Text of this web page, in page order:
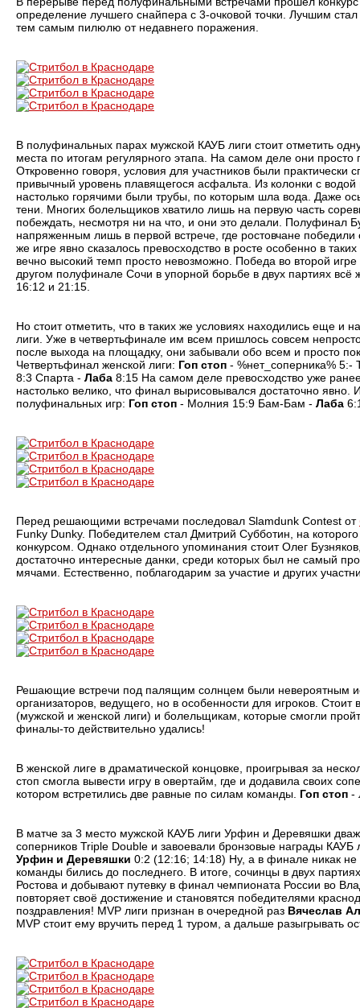
определение лучшего снайпера с 3-очковой точки. Лучшим
тем самым пилюлю от недавнего поражения.
В полуфинальных парах мужской КАУБ лиги стоит отметить
места по итогам регулярного этапа. На самом деле они
Откровенно говоря, условия для участников были
привычный уровень плавящегося асфальта. Из колонки с водой
настолько горячими были трубы, по которым шла вода. Даже
тени. Многих болельщиков хватило лишь на первую часть
побеждать, несмотря ни на что, и они это делали. Полуфинал
напряженным лишь в первой встрече, где ростовчане
же игре явно сказалось превосходство в росте особенно в
вечно высокий темп просто невозможно. Победа во второй
другом полуфинале Сочи в упорной борьбе в двух партиях
16:12 и 21:15.
Но стоит отметить, что в таких же условиях находились еще и
лиги. Уже в четвертьфинале им всем пришлось совсем
после выхода на площадку, они забывали обо всем и просто
Четвертьфинал женской лиги: Гоп стоп - %нет_соперника% 5:-
8:3 Спарта - Лаба 8:15 На самом деле превосходство уже
настолько велико, что финал вырисовывался достаточно явно.
полуфинальных игр: Гоп стоп - Молния 15:9 Бам-Бам - Лаба
Перед решающими встречами последовал Slamdunk Contest от
Funky Dunky. Победителем стал Дмитрий Субботин, на
конкурсом. Однако отдельного упоминания стоит Олег
достаточно интересные данки, среди которых был не самый
мячами. Естественно, поблагодарим за участие и других
Решающие встречи под палящим солнцем были невероятным
организаторов, ведущего, но в особенности для игроков.
(мужской и женской лиги) и болельщикам, которые смогли
финалы-то действительно удались!
В женской лиге в драматической концовке, проигрывая за
стоп смогла вывести игру в овертайм, где и додавила своих
котором встретились две равные по силам команды. Гоп стоп -
В матче за 3 место мужской КАУБ лиги Урфин и Деревяшки
соперников Triple Double и завоевали бронзовые награды
Урфин и Деревяшки 0:2 (12:16; 14:18) Ну, а в финале никак не
команды бились до последнего. В итоге, сочинцы в двух
Ростова и добывают путевку в финал чемпионата России во
повторяет своё достижение и становятся победителями
поздравления! MVP лиги признан в очередной раз Вячеслав
MVP стоит ему вручить перед 1 туром, а дальше разыгрывать